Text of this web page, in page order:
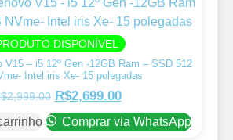
DISPONÍVEL
V15 – i5 12º Gen -12GB Ram – SSD 512
Intel iris Xe- 15 polegadas
2,999.00 R$2,699.00
Comprar via WhatsApp